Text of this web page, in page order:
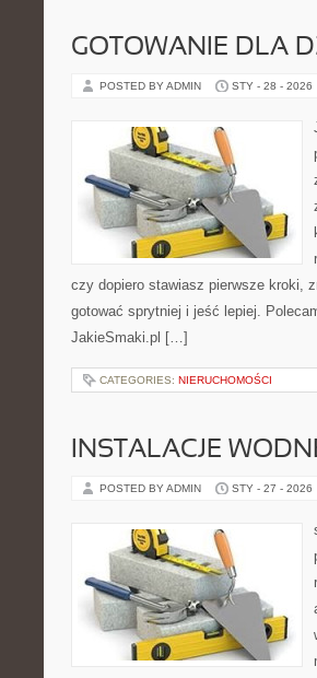
GOTOWANIE DLA
POSTED BY ADMIN STY - 28 - 2026
czy dopiero stawiasz pierwsze kroki,
gotować sprytniej i jeść lepiej.
JakieSmaki.pl […]
CATEGORIES: NIERUCHOMOŚCI
INSTALACJE
POSTED BY ADMIN STY - 27 - 2026